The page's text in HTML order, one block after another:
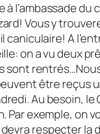
à l’ambassade
Vous y
caniculaire! A
on a vu deux
sont
être reçus
Au besoin,
Par exemple, on
devra respecter